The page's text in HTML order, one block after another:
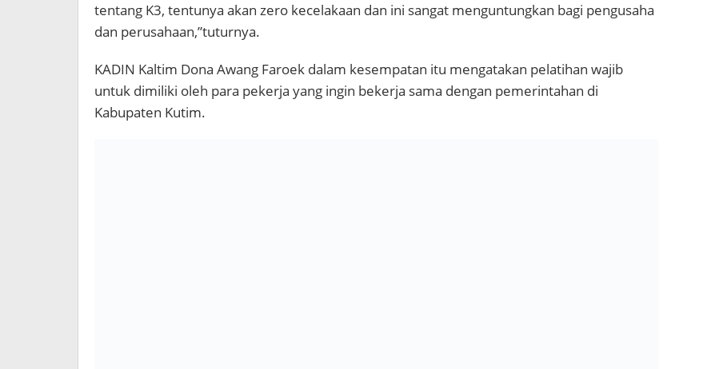
tentang K3, tentunya akan zero kecelakaan dan ini sangat menguntungkan bagi pengusaha
dan perusahaan,”tuturnya.
KADIN Kaltim Dona Awang Faroek dalam kesempatan itu mengatakan pelatihan wajib
untuk dimiliki oleh para pekerja yang ingin bekerja sama dengan pemerintahan di
Kabupaten Kutim.